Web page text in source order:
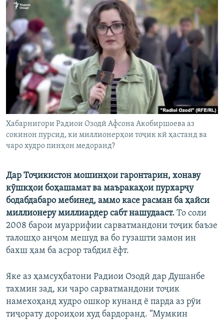
НИГОРИСТОН
ГУЗОРИШҲОИ РАДИОӢ
Русский
ПАЙГИРӢ КУНЕД
Ҳамаи сомонаҳои RFE/RL
Хабарнигори Радиои Озодӣ Афсона Акобиршоева аз
сокинон пурсид, ки миллионерҳои тоҷик кӣ ҳастанд ва
чаро худро пинҳон медоранд?
Дар Тоҷикистон мошинҳои гаронтарин, хонаву
кӯшкҳои боҳашамат ва маъракаҳои пурхарҷу
бодабдабаро мебинед, аммо касе расман ба ҳайси
миллионеру миллиардер сабт нашудааст. То соли
2008 барои муаррифии сарватмандони тоҷик баъзе
талошҳо анҷом мешуд ва бо гузашти замон ин
бахш ҳам ба асрор табдил ёфт.
Яке аз ҳамсуҳбатони Радиои Озодӣ дар Душанбе
тахмин зад, ки чаро сарватмандони тоҷик
намехоҳанд худро ошкор кунанд ё парда аз рӯи
тиҷорату дороиҳои худ бардоранд. “Мумкин